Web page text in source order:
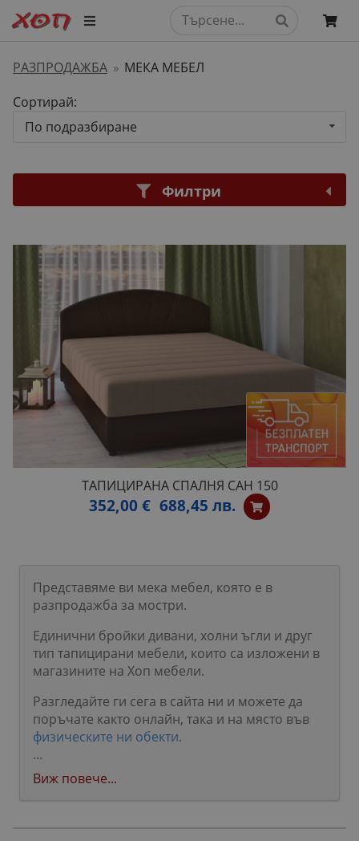
РАЗПРОДАЖБА » МЕКА МЕБЕЛ
Сортирай:
По подразбиране
Филтри
ТАПИЦИРАНА СПАЛНЯ САН 150
352,00 € 688,45 лв.
Представяме ви мека мебел, която е в
разпродажба за мостри.
Единични бройки дивани, холни ъгли и друг
тип тапицирани мебели, които са изложени в
магазините на Хоп мебели.
Разгледайте ги сега в сайта ни и можете да
поръчате както онлайн, така и на място във
физическите ни обекти.
...
Виж повече...